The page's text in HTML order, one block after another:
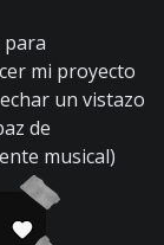
mi proyecto
un vistazo
de
musical)